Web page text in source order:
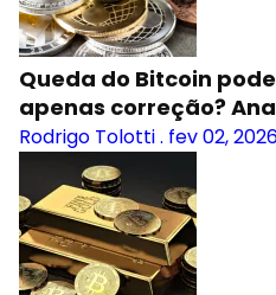
Queda do Bitcoin
apenas correção?
Rodrigo Tolotti. fev 02,